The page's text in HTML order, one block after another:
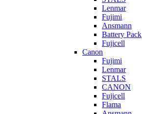
Lenmar
Fujimi
Ansmann
Battery Pack
Fujicell
Canon
Fujimi
Lenmar
STALS
CANON
Fujicell
Flama